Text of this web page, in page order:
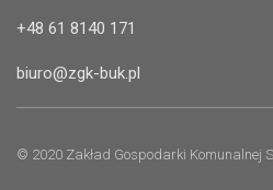
+48 61 8140 171
biuro@zgk-buk.pl
© 2020 Zakład Gospodarki Komunalnej